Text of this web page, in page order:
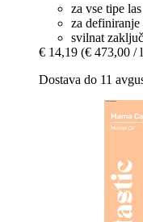
za vse tipe las
za definiranje
svilnat
€ 14,19 (€ 473,00 /
Dostava do 11